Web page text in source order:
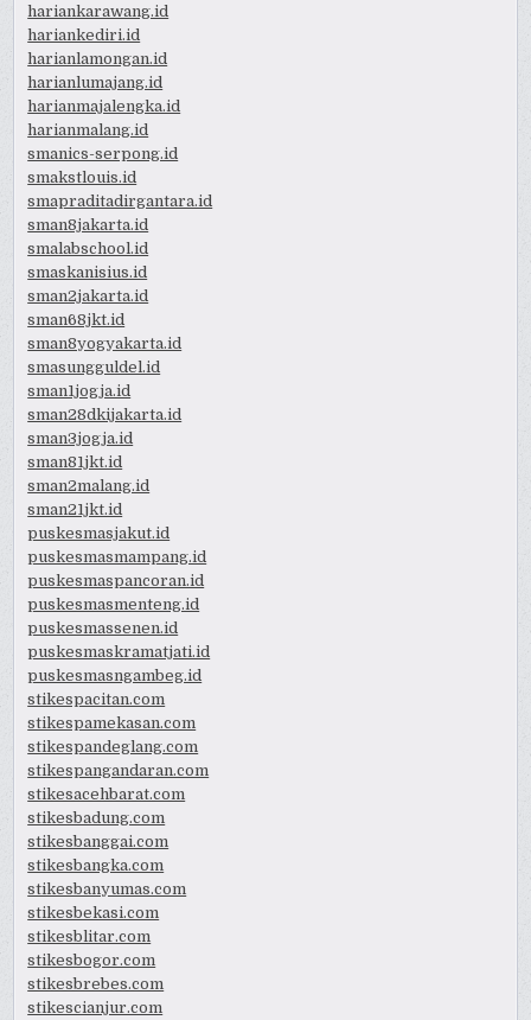
hariankarawang.id
hariankediri.id
harianlamongan.id
harianlumajang.id
harianmajalengka.id
harianmalang.id
smanics-serpong.id
smakstlouis.id
smapraditadirgantara.id
sman8jakarta.id
smalabschool.id
smaskanisius.id
sman2jakarta.id
sman68jkt.id
sman8yogyakarta.id
smasungguldel.id
sman1jogja.id
sman28dkijakarta.id
sman3jogja.id
sman81jkt.id
sman2malang.id
sman21jkt.id
puskesmasjakut.id
puskesmasmampang.id
puskesmaspancoran.id
puskesmasmenteng.id
puskesmassenen.id
puskesmaskramatjati.id
puskesmasngambeg.id
stikespacitan.com
stikespamekasan.com
stikespandeglang.com
stikespangandaran.com
stikesacehbarat.com
stikesbadung.com
stikesbanggai.com
stikesbangka.com
stikesbanyumas.com
stikesbekasi.com
stikesblitar.com
stikesbogor.com
stikesbrebes.com
stikescianjur.com